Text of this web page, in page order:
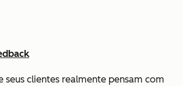
seus clientes realmente pensam com